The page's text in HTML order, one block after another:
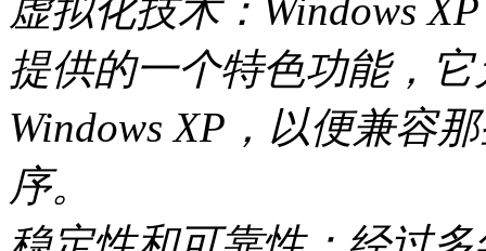
虚拟化技术：Windows
提供的一个特色功能，
Windows XP，以便兼容
序。